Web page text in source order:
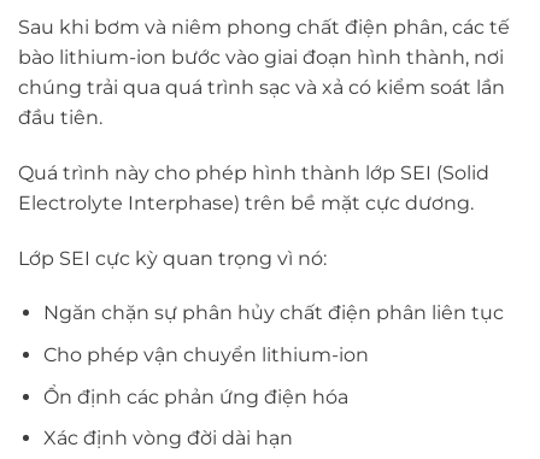
Sau khi bơm và niêm phong chất điện phân, các tế
bào lithium-ion bước vào giai đoạn hình thành, nơi
chúng trải qua quá trình sạc và xả có kiểm soát lần
đầu tiên.
Quá trình này cho phép hình thành lớp SEI (Solid
Electrolyte Interphase) trên bề mặt cực dương.
Lớp SEI cực kỳ quan trọng vì nó:
Ngăn chặn sự phân hủy chất điện phân liên tục
Cho phép vận chuyển lithium-ion
Ổn định các phản ứng điện hóa
Xác định vòng đời dài hạn